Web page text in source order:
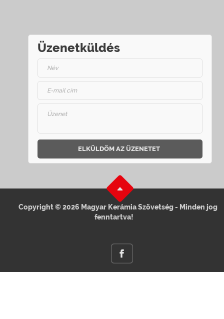
Üzenetküldés
ELKÜLDÖM AZ ÜZENETET
Copyright © 2026 Magyar Kerámia Szövetség - Minden jog
fenntartva!